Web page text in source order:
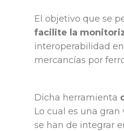
El objetivo que se
facilite la
interoperabilidad
mercancías por
Dicha herramienta
Lo cual es una
se han de integrar